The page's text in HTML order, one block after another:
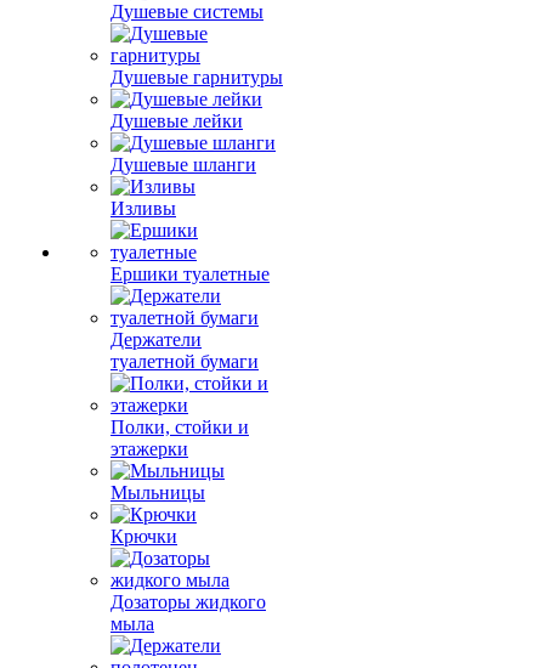
Душевые системы
Душевые гарнитуры
Душевые лейки
Душевые шланги
Изливы
Ершики туалетные
Держатели
туалетной бумаги
Полки, стойки и
этажерки
Мыльницы
Крючки
Дозаторы жидкого
мыла